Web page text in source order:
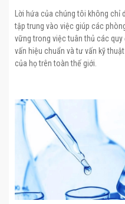
Lời hứa của chúng tôi không chỉ
tập trung vào việc giúp các
vững trong việc tuân thủ các
vấn hiệu chuẩn và tư vấn kỹ
của họ trên toàn thế giới.